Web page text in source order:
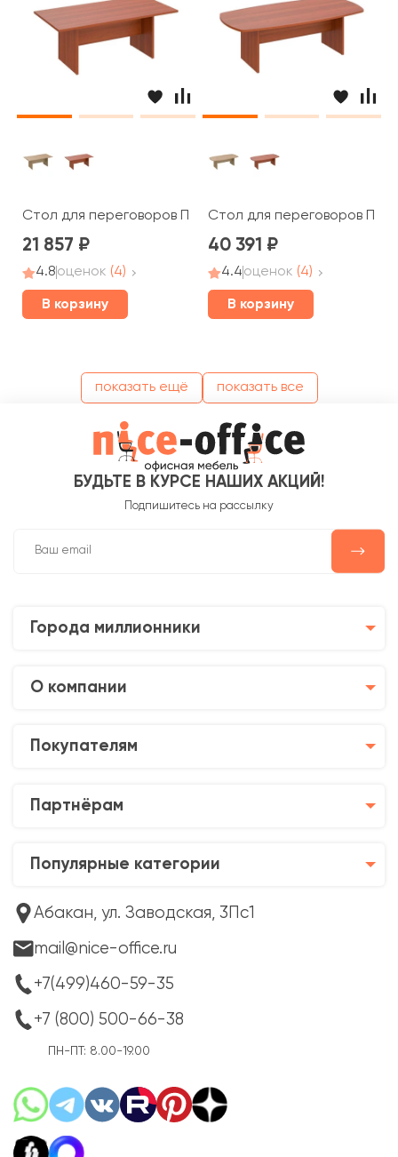
Стол для переговоров ПТ 783 Patriot
21 857
4.8оценок (4)
В корзину
Стол для переговоров ПТ
40 391
4.4оценок (4)
В корзину
показать ещё показать все
БУДЬТЕ В КУРСЕ НАШИХ АКЦИЙ!
Подпишитесь на рассылку
Города миллионники
О компании
Покупателям
Партнёрам
Популярные категории
Абакан, ул. Заводская, 3Пс1
mail@nice-office.ru
+7(499)460-59-35
+7 (800) 500-66-38
ПН-ПТ: 8.00-19.00